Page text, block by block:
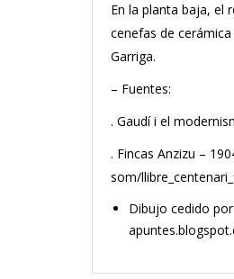
En la planta baja, el
cenefas de
Garriga.
– Fuentes:
. Gaudí i el
. Fincas Anzizu –
som/
Dibujo cedido